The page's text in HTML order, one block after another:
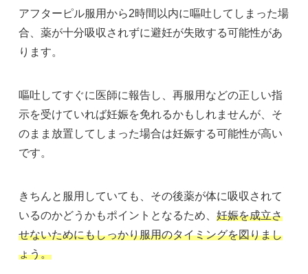
アフターピル服用から2時間以内に嘔吐してしまった場
合、薬が十分吸収されずに避妊が失敗する可能性があ
ります。
嘔吐してすぐに医師に報告し、再服用などの正しい指
示を受けていれば妊娠を免れるかもしれませんが、そ
のまま放置してしまった場合は妊娠する可能性が高い
です。
きちんと服用していても、その後薬が体に吸収されて
いるのかどうかもポイントとなるため、 妊娠を成立さ
せないためにもしっかり服用のタイミングを図りまし
ょう。